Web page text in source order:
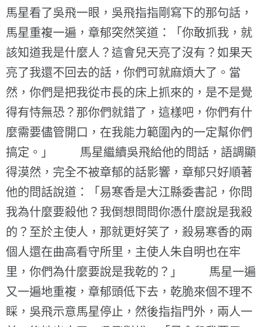
馬星看了吳飛一眼，吳飛指指剛寫下的那句話，
馬星重複一遍，章郁突然笑道：「你敢抓我，就
該知道我是什麼人？這會兒天亮了沒有？如果天
亮了我還不回去的話，你們可就麻煩大了。當
然，你們是把我從市長的床上抓來的，是不是覺
得有恃無恐？那你們就錯了，這樣吧，你們有什
麼需要儘管開口，在我能力範圍內的一定幫你們
搞定。」 馬星繼續吳飛給他的問話，語調顯
得漠然，完全不被章郁的話影響，章郁只好順著
他的問話說道：「易寒香是大江縣委書記，你問
我為什麼要殺他？我倒想問問你憑什麼說是我殺
的？至於主使人，那就更好笑了，殺易寒香的兩
個人還在曲高看守所里，主使人朱自明也在牢
里，你們為什麼要說是我乾的？」 馬星一遍
又一遍地重複，章郁頭低下去，乾脆來個不理不
睬，吳飛示意馬星停止，然後指指門外，兩人一